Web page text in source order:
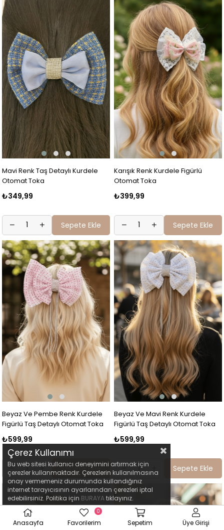
Mavi Renk Taş Detaylı Kurdele
Otomat Toka
₺349,99
Sepete Ekle
Karışık Renk Kurdele Figürlü
Otomat Toka
₺399,99
Sepete Ekle
Beyaz Ve Pembe Renk Kurdele
Figürlü Taş Detaylı Otomat Toka
₺599,99
Sepete Ekle
Beyaz Ve Mavi Renk Kurdele
Figürlü Taş Detaylı Otomat Toka
₺599,99
Sepete Ekle
Çerez Kullanımı
Bu web sitesi kullanıcı deneyimini artırmak için
çerezler kullanmaktadır. Çerezlerin kullanılmasına
onay vermemeniz durumunda kullandığınız
internet tarayıcısının ayarlarından çerezleri iptal
edebilirsiniz. Politika için BURAYAtıklayınız.
Anasayfa Favorilerim
0
Sepetim Üye Girişi